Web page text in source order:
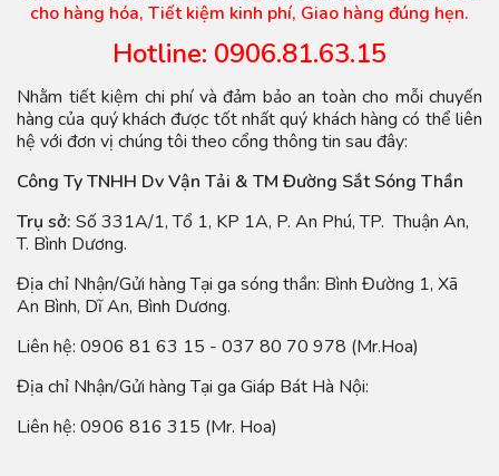
cho hàng hóa, Tiết kiệm kinh phí, Giao hàng đúng hẹn.
Hotline: 0906.81.63.15
Nhằm tiết kiệm chi phí và đảm bảo an toàn cho mỗi chuyến
hàng của quý khách được tốt nhất quý khách hàng có thể liên
hệ với đơn vị chúng tôi theo cổng thông tin sau đây:
Công Ty TNHH Dv Vận Tải & TM Đường Sắt Sóng Thần
Trụ sở: Số 331A/1, Tổ 1, KP 1A, P. An Phú, TP. Thuận An,
T. Bình Dương.
Địa chỉ Nhận/Gửi hàng Tại ga sóng thần: Bình Đường 1, Xã
An Bình, Dĩ An, Bình Dương.
Liên hệ: 0906 81 63 15 - 037 80 70 978 (Mr.Hoa)
Địa chỉ Nhận/Gửi hàng Tại ga Giáp Bát Hà Nội:
Liên hệ: 0906 816 315 (Mr. Hoa)